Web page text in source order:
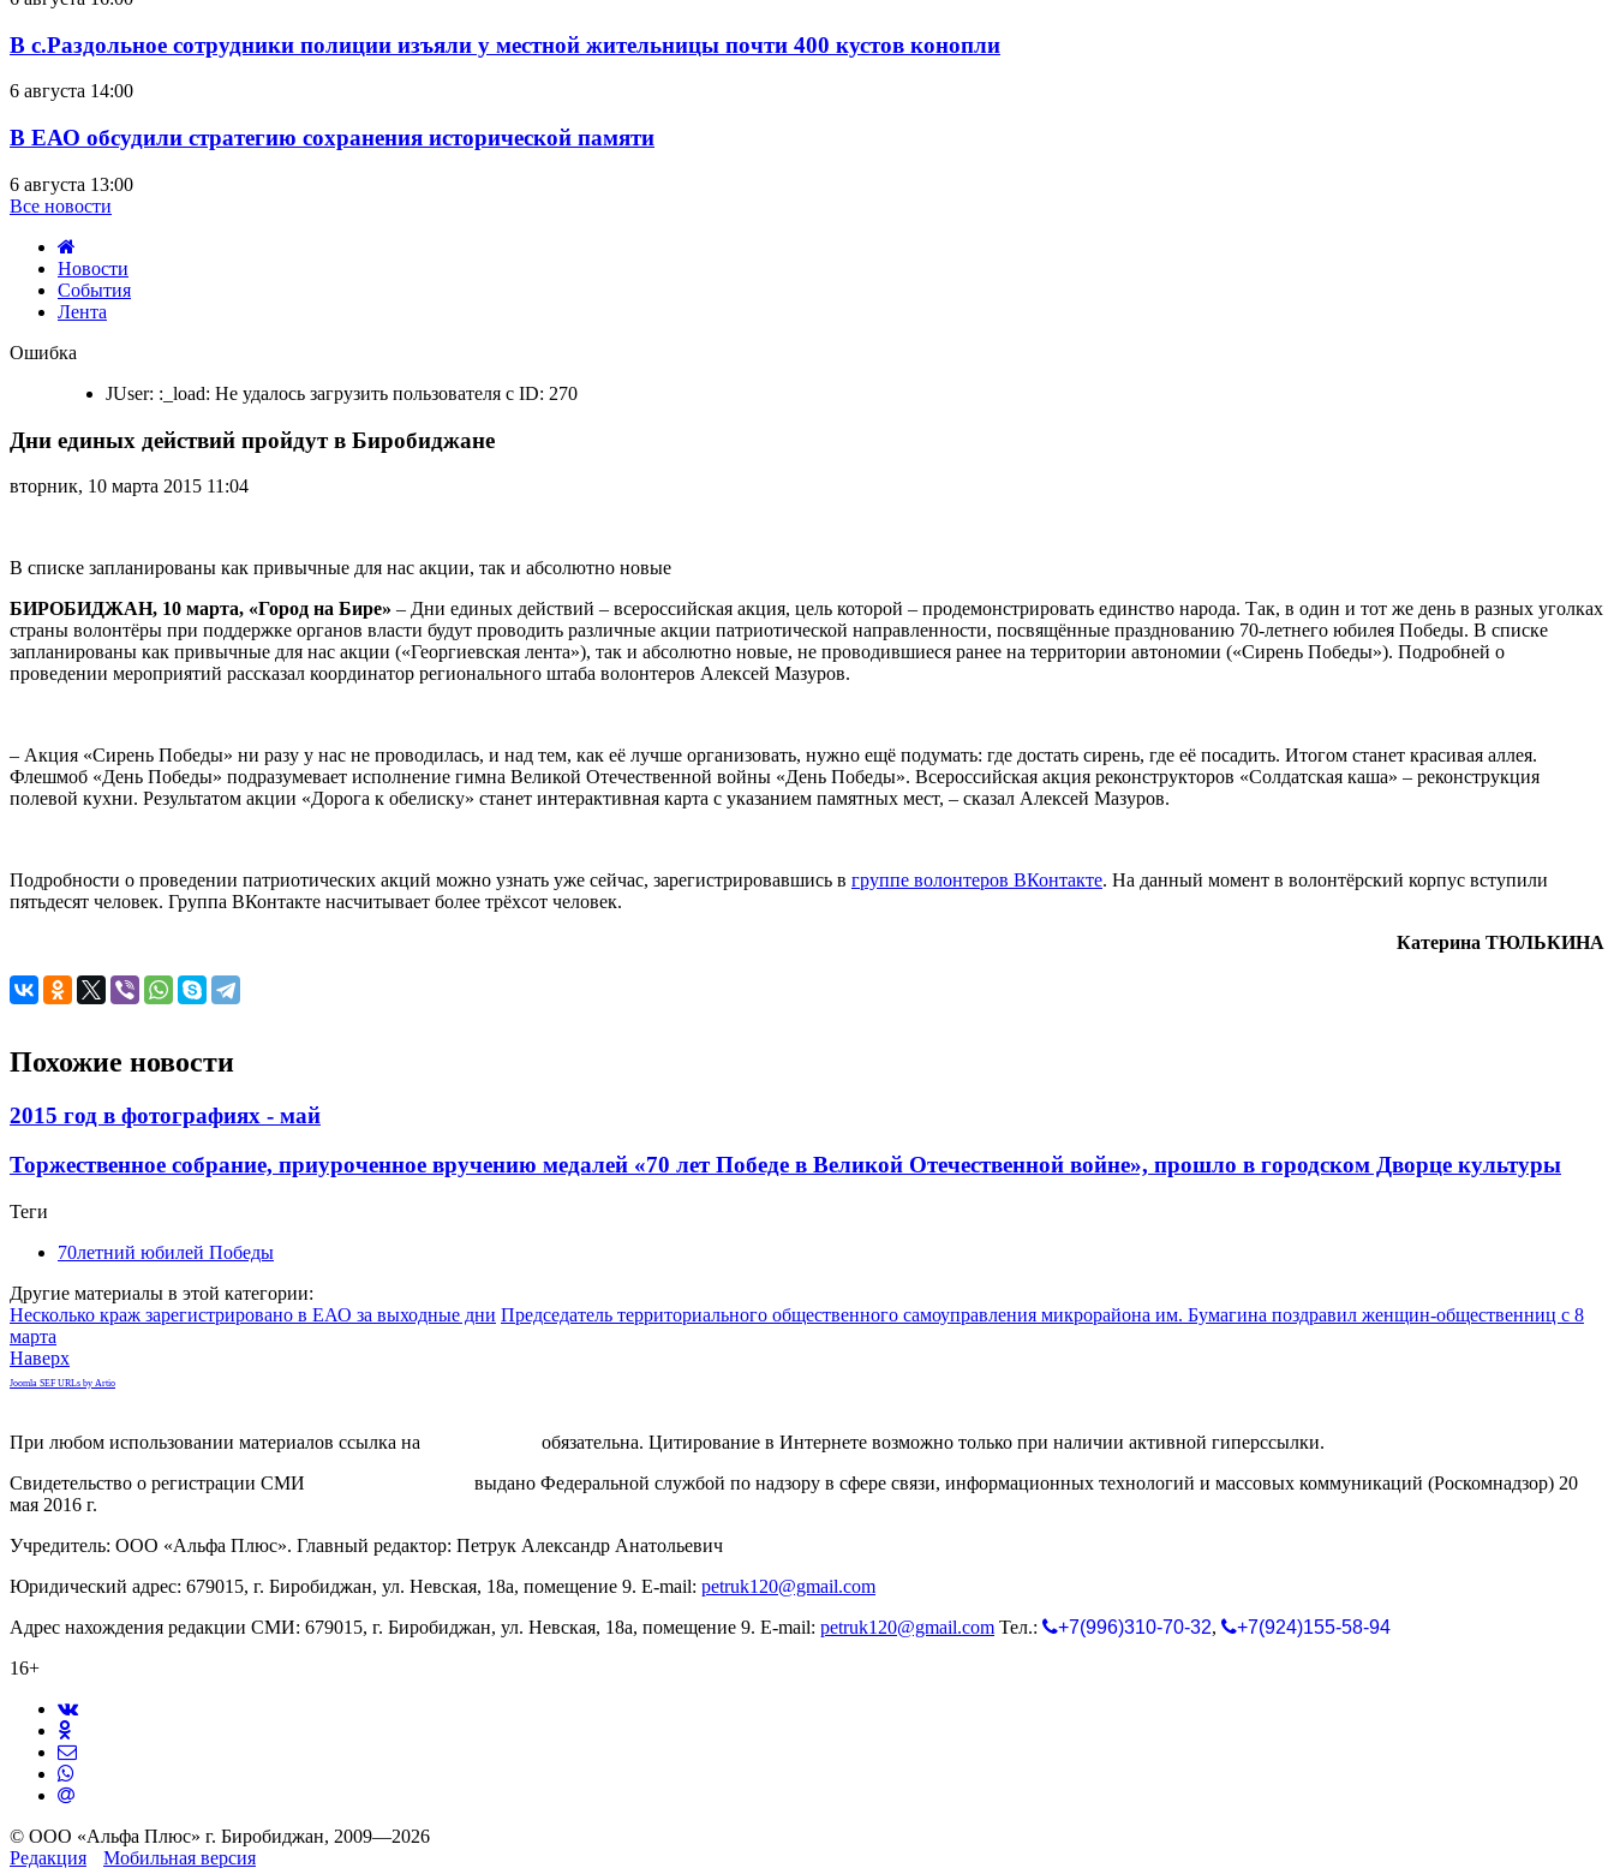
В с.Раздольное сотрудники полиции изъяли у местной жительницы почти 400 кустов конопли
6 августа 14:00
В ЕАО обсудили стратегию сохранения исторической памяти
6 августа 13:00
Все новости
Новости
События
Лента
единых
пройдут
Биробиджане
Ошибка
JUser: :_load: Не удалось загрузить пользователя с ID: 270
Дни единых действий пройдут в Биробиджане
вторник, 10 марта 2015 11:04
В списке запланированы как привычные для нас акции, так и абсолютно новые
БИРОБИДЖАН, 10 марта, «Город на Бире» – Дни единых действий – всероссийская акция, цель которой – продемонстрировать единство народа. Так, в один и тот же день в разных уголках
страны волонтёры при поддержке органов власти будут проводить различные акции патриотической направленности, посвящённые празднованию 70-летнего юбилея Победы. В списке
запланированы как привычные для нас акции («Георгиевская лента»), так и абсолютно новые, не проводившиеся ранее на территории автономии («Сирень Победы»). Подробней о
проведении мероприятий рассказал координатор регионального штаба волонтеров Алексей Мазуров.
– Акция «Сирень Победы» ни разу у нас не проводилась, и над тем, как её лучше организовать, нужно ещё подумать: где достать сирень, где её посадить. Итогом станет красивая аллея.
Флешмоб «День Победы» подразумевает исполнение гимна Великой Отечественной войны «День Победы». Всероссийская акция реконструкторов «Солдатская каша» – реконструкция
полевой кухни. Результатом акции «Дорога к обелиску» станет интерактивная карта с указанием памятных мест, – сказал Алексей Мазуров.
Подробности о проведении патриотических акций можно узнать уже сейчас, зарегистрировавшись в группе волонтеров ВКонтакте. На данный момент в волонтёрский корпус вступили
пятьдесят человек. Группа ВКонтакте насчитывает более трёхсот человек.
Катерина ТЮЛЬКИНА
Похожие новости
2015 год в фотографиях - май
Торжественное собрание, приуроченное вручению медалей «70 лет Победе в Великой Отечественной войне», прошло в городском Дворце культуры
Теги
70летний юбилей Победы
Другие материалы в этой категории:
Несколько краж зарегистрировано в ЕАО за выходные дни Председатель территориального общественного самоуправления микрорайона им. Бумагина поздравил женщин-общественниц с 8
марта
Наверх
Joomla SEF URLs by Artio
При любом использовании материалов ссылка на
обязательна. Цитирование в Интернете возможно только при наличии активной гиперссылки.
Свидетельство о регистрации СМИ
выдано Федеральной службой по надзору в сфере связи, информационных технологий и массовых коммуникаций (Роскомнадзор) 20
мая 2016 г.
Учредитель: ООО «Альфа Плюс». Главный редактор: Петрук Александр Анатольевич
Юридический адрес: 679015, г. Биробиджан, ул. Невская, 18а, помещение 9. E-mail: petruk120@gmail.com
Адрес нахождения редакции СМИ: 679015, г. Биробиджан, ул. Невская, 18а, помещение 9. E-mail: petruk120@gmail.com Тел.: +7(996)310-70-32,
+7(924)155-58-94
16+
© ООО «Альфа Плюс» г. Биробиджан, 2009—2026
Редакция
Мобильная версия